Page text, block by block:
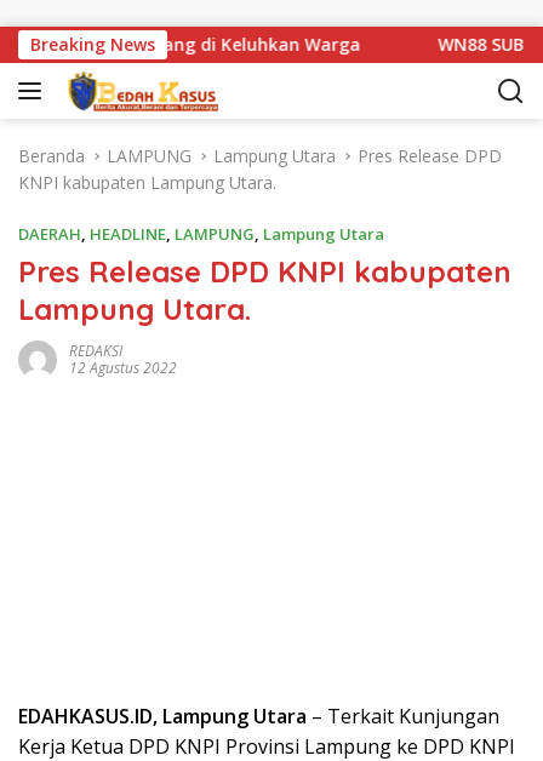
Breaking News
Km 1 Basarang di Keluhkan Warga WN88 SUB UNIT
Beranda LAMPUNG Lampung Utara
Pres Release DPD
KNPI kabupaten Lampung Utara.
DAERAH, HEADLINE, LAMPUNG, Lampung Utara
Pres Release DPD KNPI kabupaten
Lampung Utara.
REDAKSI
12 Agustus 2022
EDAHKASUS.ID, Lampung Utara – Terkait Kunjungan
Kerja Ketua DPD KNPI Provinsi Lampung ke DPD KNPI